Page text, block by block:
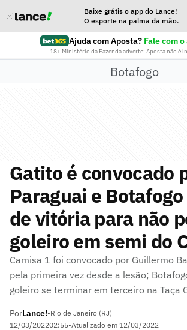
Baixe grátis o app do Lance!
O esporte na palma da mão.
Ajuda com Aposta? Fale com
18+ Ministério da Fazenda adverte: Aposta não é
Botafogo
Gatito é convocado
Paraguai e
de vitória para não
goleiro em semi do
Camisa 1 foi convocado por Guillermo
pela primeira vez desde a lesão;
goleiro se terminar em terceiro na Taça
PorLance!•Rio de Janeiro (RJ)
12/03/202202:55•Atualizado em 12/03/2022